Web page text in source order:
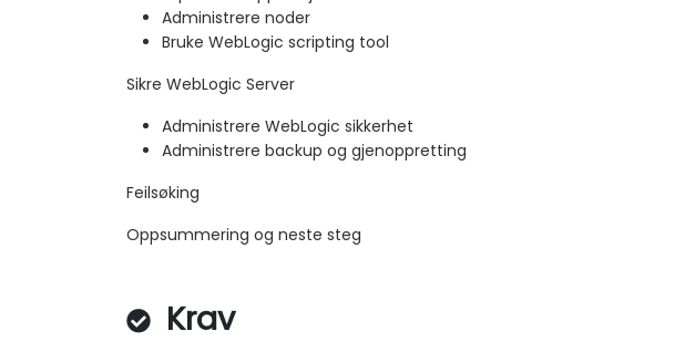
Administrere noder
Bruke WebLogic scripting tool
Sikre WebLogic Server
Administrere WebLogic sikkerhet
Administrere backup og gjenoppretting
Feilsøking
Oppsummering og neste steg
Krav